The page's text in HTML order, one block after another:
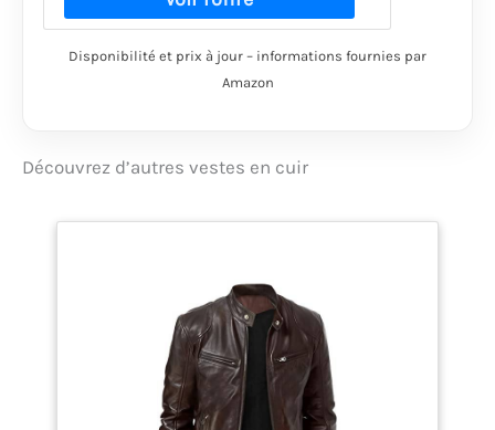
Disponibilité et prix à jour – informations fournies par
Amazon
Découvrez d’autres vestes en cuir